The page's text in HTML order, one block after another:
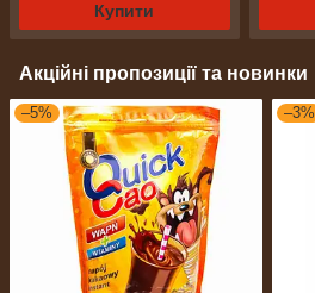
Купити
Акційні пропозиції та новинки
–5% –3%